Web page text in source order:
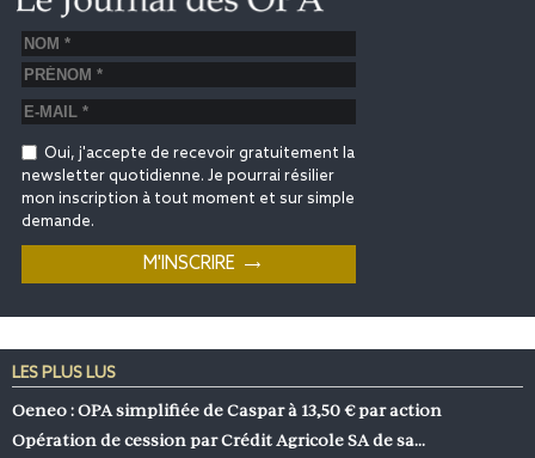
Oui, j'accepte de recevoir gratuitement la
newsletter quotidienne. Je pourrai résilier
mon inscription à tout moment et sur simple
demande.
LES PLUS LUS
Oeneo : OPA simplifiée de Caspar à 13,50 € par action
Opération de cession par Crédit Agricole SA de sa…